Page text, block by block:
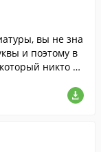
вы не зна
и поэтому в
никто н
букв и их комб